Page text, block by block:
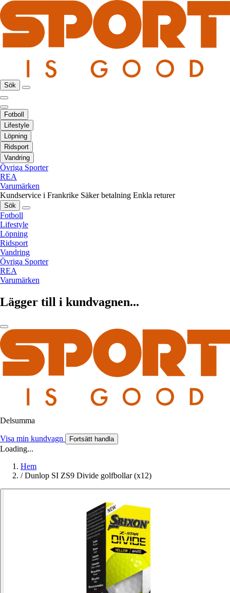
Sök
Fotboll
Lifestyle
Löpning
Ridsport
Vandring
Övriga Sporter
REA
Varumärken
Kundservice i Frankrike Säker betalning Enkla returer
Sök
Fotboll
Lifestyle
Löpning
Ridsport
Vandring
Övriga Sporter
REA
Varumärken
Lägger till i kundvagnen...
Delsumma
Visa min kundvagn Fortsätt handla
Loading...
Hem
/ Dunlop SI ZS9 Divide golfbollar (x12)